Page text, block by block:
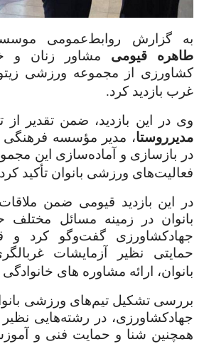
به گزارش روابط‌عمومی
طاهره قیومی مشاور زنان و
کشاورزی از مجموعه ورزشی
غرب بازدید کرد.
وی در این بازدید، ضمن تقدیر از
مدیرروستا، مدیر مؤسسه فرهنگی
در بازسازی و آماده‌سازی این
فعالیت‌های ورزشی بانوان تأکید
در این بازدید قیومی ضمن
بانوان در زمینه مسائل مختلف
جهادکشاورزی گفت‌وگو کرد و
حمایتی نظیر آزمایشات
بانوان، ارائه مشاوره های
بررسی تشکیل تیم‌های ورزشی
جهادکشاورزی، در رشته‌هایی نظیر
همچنین شنا و حمایت فنی و